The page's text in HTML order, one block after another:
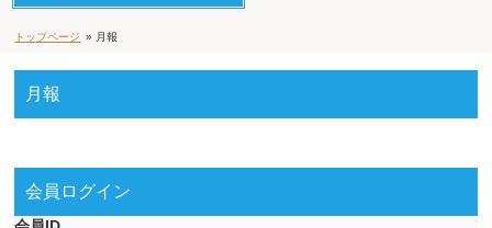
トップページ » 月報
月報
会員ログイン